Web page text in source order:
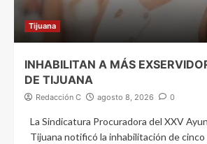
Tijuana
INHABILITAN A MÁS
DE TIJUANA
Redacción C agosto 8, 2026 0
La Sindicatura Procuradora del XXV
Tijuana notificó la inhabilitación de